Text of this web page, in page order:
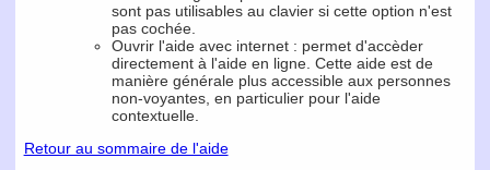
sont pas utilisables au clavier si cette option n'est
pas cochée.
Ouvrir l'aide avec internet : permet d'accèder
directement à l'aide en ligne. Cette aide est de
manière générale plus accessible aux personnes
non-voyantes, en particulier pour l'aide
contextuelle.
Retour au sommaire de l'aide